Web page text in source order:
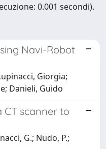
0.001 secondi).
Navi-Robot
Giorgia;
Danieli, Guido
scanner to
G.; Nudo, P.;